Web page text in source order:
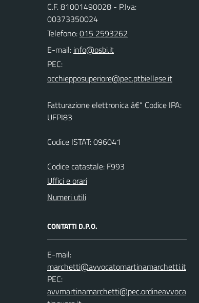
C.F. 81001490028 - P.Iva:
00373350024
Telefono:015 2593262
E-mail:
PEC:
Fatturazione elettronica â€“ Codice IPA:
UFPI83
Codice ISTAT: 096041
Codice catastale: F993
Uffici e orari
Numeri utili
CONTATTI D.P.O.
E-mail:
PEC: